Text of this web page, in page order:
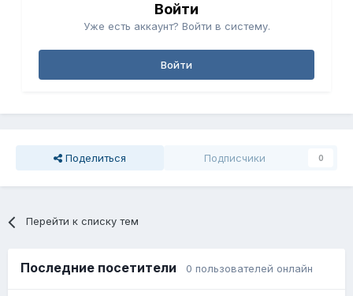
Войти
Уже есть аккаунт? Войти в систему.
Войти
Поделиться Подписчики 0
Перейти к списку тем
Последние посетители 0 пользователей онлайн